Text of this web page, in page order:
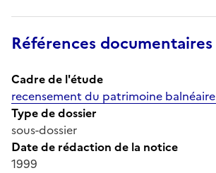
Références documentaires
Cadre de l'étude
recensement du patrimoine balnéaire
Type de dossier
sous-dossier
Date de rédaction de la notice
1999